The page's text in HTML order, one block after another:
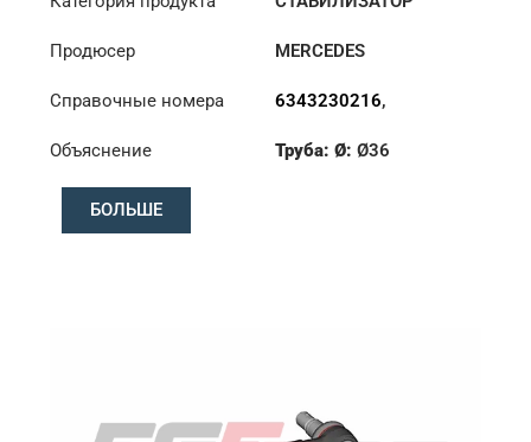
Продюсер MERCEDES
Справочные номера 6343230216,
Объяснение
Труба: Ø:Ø36
БОЛЬШЕ